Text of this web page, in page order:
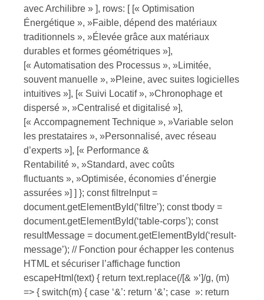
avec Archilibre » ], rows: [ [« Optimisation
Énergétique », »Faible, dépend des matériaux
traditionnels », »Élevée grâce aux matériaux
durables et formes géométriques »],
[« Automatisation des Processus », »Limitée,
souvent manuelle », »Pleine, avec suites logicielles
intuitives »], [« Suivi Locatif », »Chronophage et
dispersé », »Centralisé et digitalisé »],
[« Accompagnement Technique », »Variable selon
les prestataires », »Personnalisé, avec réseau
d’experts »], [« Performance &
Rentabilité », »Standard, avec coûts
fluctuants », »Optimisée, économies d’énergie
assurées »] ] }; const filtreInput =
document.getElementById(‘filtre’); const tbody =
document.getElementById(‘table-corps’); const
resultMessage = document.getElementById(‘result-
message’); // Fonction pour échapper les contenus
HTML et sécuriser l’affichage function
escapeHtml(text) { return text.replace(/[& »‘]/g, (m)
=> { switch(m) { case ‘&’: return ‘&’; case »: return